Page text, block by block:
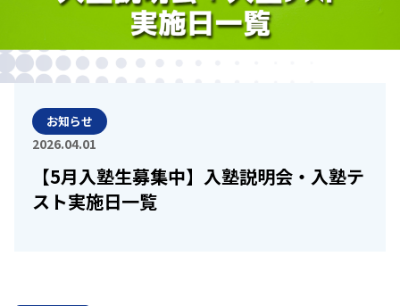
お知らせ
2026.04.01
【5月入塾生募集中】入塾説明会・入塾テ
スト実施日一覧